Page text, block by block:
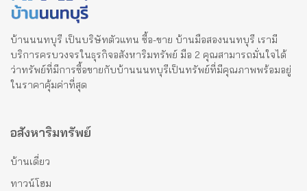
บ้านนนทบุรี เป็นบริษัทตัวแทน ซื้อ-ขาย บ้านมือสองนนทบุรี เรามี
บริการครบวงจรในธุรกิจอสังหาริมทรัพย์ มือ 2 คุณสามารถมั่นใจได้
ว่าทรัพย์ที่มีการซื้อขายกับบ้านนนทบุรีเป็นทรัพย์ที่มีคุณภาพพร้อมอยู่
ในราคาคุ้มค่าที่สุด
อสังหาริมทรัพย์
บ้านเดี่ยว
ทาวน์โฮม